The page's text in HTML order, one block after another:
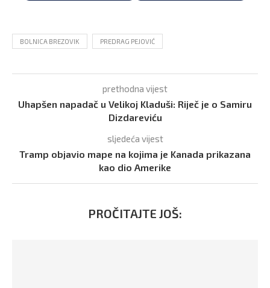
BOLNICA BREZOVIK PREDRAG PEJOVIĆ
prethodna vijest
Uhapšen napadač u Velikoj Kladuši: Riječ je o Samiru
Dizdareviću
sljedeća vijest
Tramp objavio mape na kojima je Kanada prikazana
kao dio Amerike
PROČITAJTE JOŠ: